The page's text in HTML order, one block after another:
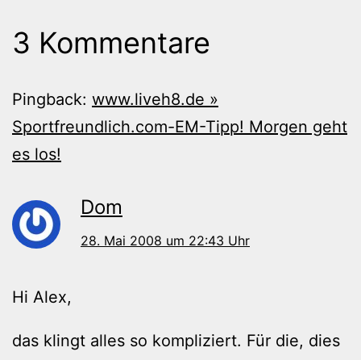
3 Kommentare
Pingback: www.liveh8.de »
Sportfreundlich.com-EM-Tipp! Morgen geht
es los!
Dom
28. Mai 2008 um 22:43 Uhr
Hi Alex,
das klingt alles so kompliziert. Für die, dies